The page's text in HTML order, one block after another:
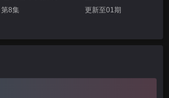
第8集 更新至01期